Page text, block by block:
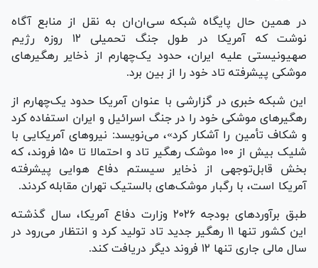
در همین حال پایگاه شبکه سی‌ان‌ان به نقل از منابع آگاه
نوشت که آمریکا در طول جنگ تحمیلی ۱۲ روزه رژیم
صهیونیستی علیه ایران، حدود یک‌چهارم از ذخایر رهگیر‌های
موشکی پیشرفته تاد خود را از بین برد.
این شبکه خبری در گزارشی با عنوان آمریکا حدود یک‌چهارم از
رهگیر‌های موشکی خود را در جنگ اسرائیل و ایران استفاده کرد
و شکاف تأمین را آشکار کرد»، می‌نویسد: نیرو‌های آمریکایی با
شلیک بیش از ۱۰۰ موشک رهگیر تاد و احتمالا تا ۱۵۰ فروند، که
بخش قابل‌توجهی از ذخایر سیستم دفاع هوایی پیشرفته
آمریکا است، با رگبار موشک‌های بالستیک تهران مقابله کردند.
طبق برآورد‌های بودجه ۲۰۲۶ وزارت دفاع آمریکا، سال گذشته
این کشور تنها ۱۱ رهگیر جدید تاد تولید کرد و انتظار می‌رود در
سال مالی جاری تنها ۱۲ فروند دیگر دریافت کند.